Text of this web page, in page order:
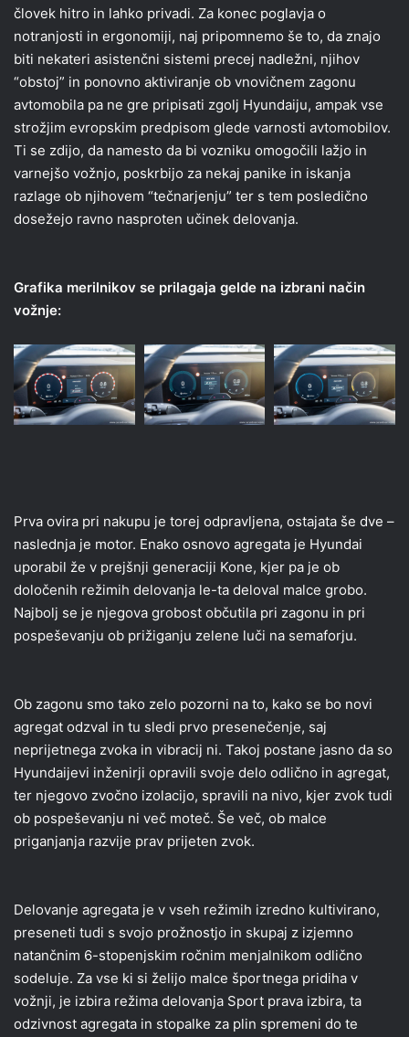
človek hitro in lahko privadi. Za konec poglavja o
notranjosti in ergonomiji, naj pripomnemo še to, da znajo
biti nekateri asistenčni sistemi precej nadležni, njihov
“obstoj” in ponovno aktiviranje ob vnovičnem zagonu
avtomobila pa ne gre pripisati zgolj Hyundaiju, ampak vse
strožjim evropskim predpisom glede varnosti avtomobilov.
Ti se zdijo, da namesto da bi vozniku omogočili lažjo in
varnejšo vožnjo, poskrbijo za nekaj panike in iskanja
razlage ob njihovem “tečnarjenju” ter s tem posledično
dosežejo ravno nasproten učinek delovanja.
Grafika merilnikov se prilagaja gelde na izbrani način
vožnje:
Prva ovira pri nakupu je torej odpravljena, ostajata še dve –
naslednja je motor. Enako osnovo agregata je Hyundai
uporabil že v prejšnji generaciji Kone, kjer pa je ob
določenih režimih delovanja le-ta deloval malce grobo.
Najbolj se je njegova grobost občutila pri zagonu in pri
pospeševanju ob prižiganju zelene luči na semaforju.
Ob zagonu smo tako zelo pozorni na to, kako se bo novi
agregat odzval in tu sledi prvo presenečenje, saj
neprijetnega zvoka in vibracij ni. Takoj postane jasno da so
Hyundaijevi inženirji opravili svoje delo odlično in agregat,
ter njegovo zvočno izolacijo, spravili na nivo, kjer zvok tudi
ob pospeševanju ni več moteč. Še več, ob malce
priganjanja razvije prav prijeten zvok.
Delovanje agregata je v vseh režimih izredno kultivirano,
preseneti tudi s svojo prožnostjo in skupaj z izjemno
natančnim 6-stopenjskim ročnim menjalnikom odlično
sodeluje. Za vse ki si želijo malce športnega pridiha v
vožnji, je izbira režima delovanja Sport prava izbira, ta
odzivnost agregata in stopalke za plin spremeni do te